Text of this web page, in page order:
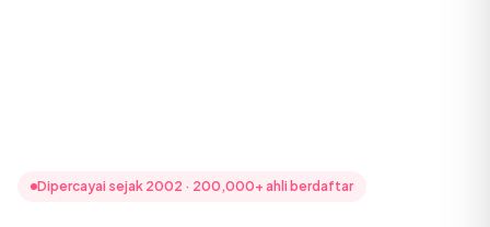
Dipercayai sejak 2002 · 200,000+ ahli berdaftar